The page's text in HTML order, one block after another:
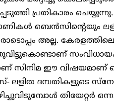
പ്രതികാരം
ബെൻസിന്റെയും
അല്ല. കേരളത്തിലെ
സിനിമ ഈ വിഷയമാണ്
ദമ്പതികളുടെ
തിയേറ്റർ